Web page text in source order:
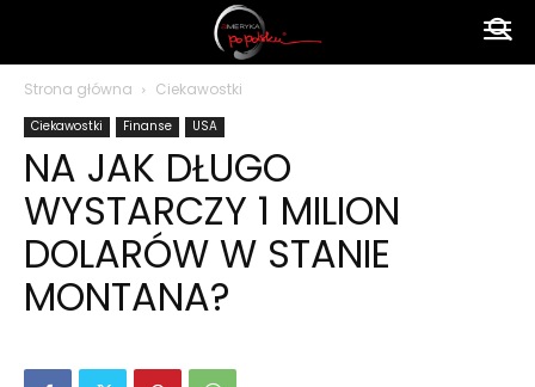
polsku
Strona główna Ciekawostki
Ciekawostki Finanse USA
NA JAK DŁUGO
WYSTARCZY 1 MILION
DOLARÓW W STANIE
MONTANA?